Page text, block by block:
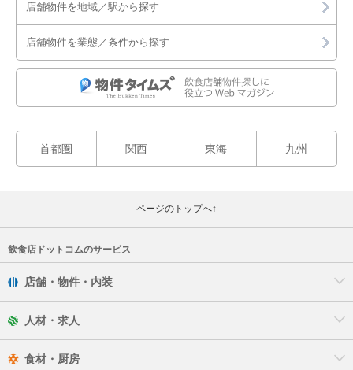
店舗物件を地域／駅から探す
店舗物件を業態／条件から探す
首都圏 関西 東海 九州
ページのトップへ↑
飲食店ドットコムのサービス
店舗・物件・内装
人材・求人
食材・厨房